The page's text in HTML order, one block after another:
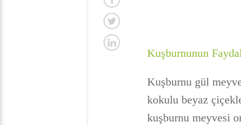
Kuşburnunun
Kuşburnu gül
kokulu beyaz
kuşburnu meyvesi